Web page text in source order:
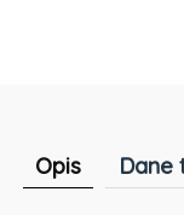
Opis Dane